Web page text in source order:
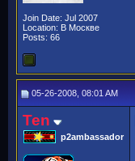
Join Date: Jul 2007
Location: В Москве
Posts: 66
05-26-2008, 08:01 AM
Ten
p2ambassador